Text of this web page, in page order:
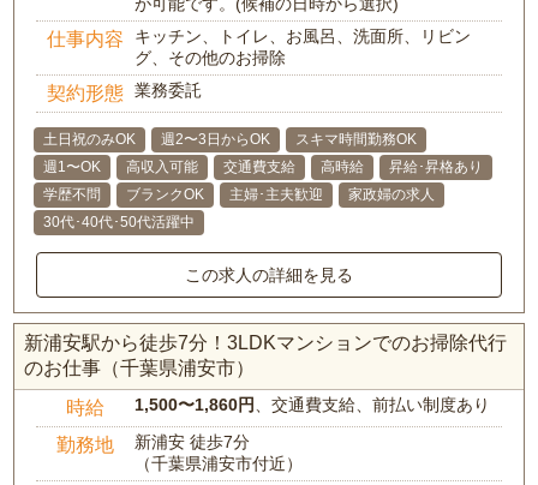
が可能です。(候補の日時から選択)
仕事内容
キッチン、トイレ、お風呂、洗面所、リビン
グ、その他のお掃除
契約形態 業務委託
土日祝のみOK 週2〜3日からOK
スキマ時間勤務OK
週1〜OK
高収入可能 交通費支給 高時給
昇給･昇格あり
学歴不問
ブランクOK 主婦･主夫歓迎
家政婦の求人
30代･40代･50代活躍中
この求人の詳細を見る
新浦安駅から徒歩7分！3LDKマンションでのお掃除代行
のお仕事（千葉県浦安市）
時給 1,500〜1,860円、交通費支給、前払い制度あり
勤務地
新浦安 徒歩7分
（千葉県浦安市付近）